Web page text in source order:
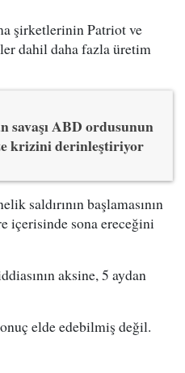
şirketlerinin Patriot ve
dahil daha fazla üretim
savaşı ABD ordusunun
krizini derinleştiriyor
saldırının başlamasının
içerisinde sona ereceğini
aksine, 5 aydan
elde edebilmiş değil.